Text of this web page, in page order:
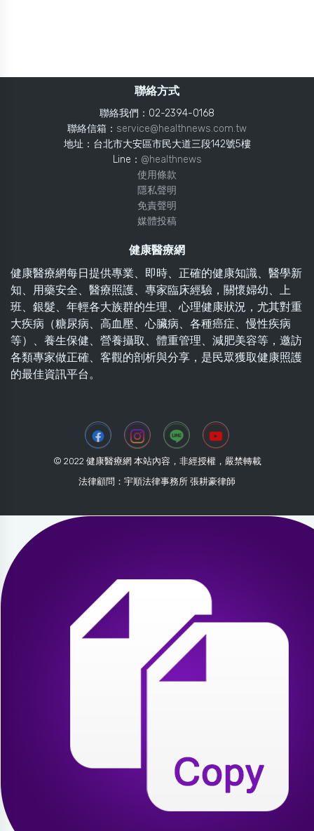
聯絡方式
聯絡我們：02-2394-0168
聯絡信箱： service@healthnews.com.tw
地址：台北市大安區市民大道三段142號5樓
Line： @healthnews
使用條款
隱私聲明
免責聲明
媒體投稿
健康醫療網
健康醫療網每日提供專業、即時、正確的健康知識、醫學新
知、用藥安全、醫療照護、專家臨床經驗，關懷婦幼、上
班、銀髮、年輕各大族群的生理、心理健康狀況，尤其對重
大疾病（糖尿病、高血壓、心臟病、各種癌症、慢性疾病
等）、養生保健、營養攝取、體重管理、減肥美容等，邀訪
各類專家做正確、客觀的剖析與分享，是民眾獲取健康照護
的最佳資訊平台。
© 2022 健康醫療網 本站內容，非經授權，嚴禁轉載
法律顧問：宇順法律事務所 張耕豪律師